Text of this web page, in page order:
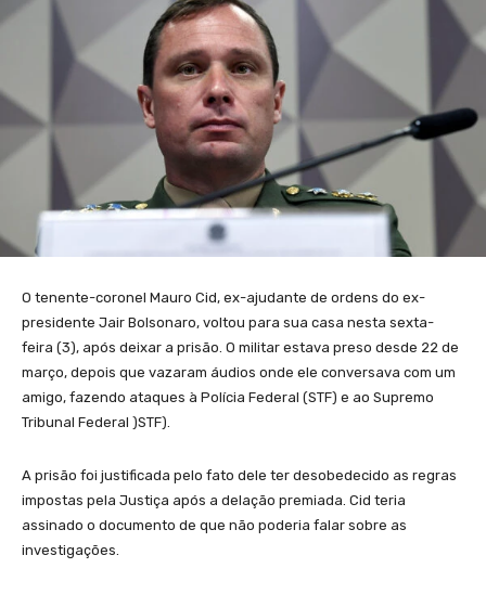
O tenente-coronel Mauro Cid, ex-ajudante de ordens do ex-
presidente Jair Bolsonaro, voltou para sua casa nesta sexta-
feira (3), após deixar a prisão. O militar estava preso desde 22 de
março, depois que vazaram áudios onde ele conversava com um
amigo, fazendo ataques à Polícia Federal (STF) e ao Supremo
Tribunal Federal )STF).
A prisão foi justificada pelo fato dele ter desobedecido as regras
impostas pela Justiça após a delação premiada. Cid teria
assinado o documento de que não poderia falar sobre as
investigações.